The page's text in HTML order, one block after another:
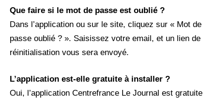
Que faire si le mot de passe est oublié ?
Dans l’application ou sur le site, cliquez sur « Mot de
passe oublié ? ». Saisissez votre email, et un lien de
réinitialisation vous sera envoyé.
L’application est-elle gratuite à installer ?
Oui, l’application Centrefrance Le Journal est gratuite